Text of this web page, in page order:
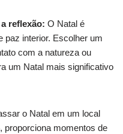
reflexão: O Natal é
paz interior. Escolher um
com a natureza ou
um Natal mais significativo
o Natal em um local
proporciona momentos de